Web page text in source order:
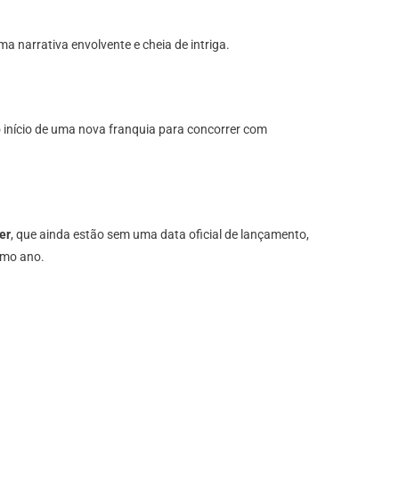
narrativa envolvente e cheia de intriga.
início de uma nova franquia para concorrer com
, que ainda estão sem uma data oficial de lançamento,
ano.